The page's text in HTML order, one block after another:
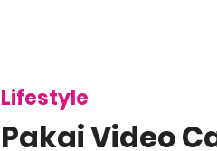
Lifestyle
Pakai Video